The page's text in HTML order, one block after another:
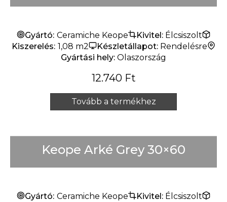
Gyártó: Ceramiche Keope Kivitel: Élcsiszolt
Kiszerelés: 1,08 m2 Készletállapot: Rendelésre
Gyártási hely: Olaszország
12.740 Ft
Tovább a termékhez
Keope Arké Grey 30×60
Gyártó: Ceramiche Keope Kivitel: Élcsiszolt